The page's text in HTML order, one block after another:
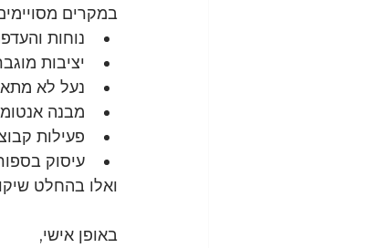
במקרים
נוחות
יציבות
נעל לא
מבנה
פעילות
עיסוק
ואלו בהחלט
באופן אישי,